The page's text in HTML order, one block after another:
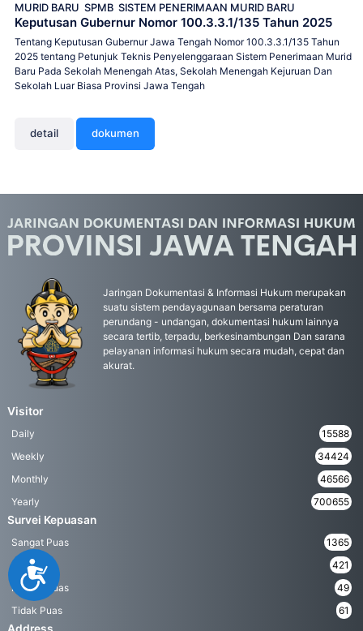
Accessibility
MURID BARU SPMB SISTEM PENERIMAAN MURID BARU
Keputusan Gubernur Nomor 100.3.3.1/135 Tahun 2025
Tentang Keputusan Gubernur Jawa Tengah Nomor 100.3.3.1/135 Tahun
2025 tentang Petunjuk Teknis Penyelenggaraan Sistem Penerimaan Murid
Baru Pada Sekolah Menengah Atas, Sekolah Menengah Kejuruan Dan
Sekolah Luar Biasa Provinsi Jawa Tengah
detail dokumen
Jaringan Dokumentasi & Informasi Hukum merupakan
suatu sistem pendayagunaan bersama peraturan
perundang - undangan, dokumentasi hukum lainnya
secara tertib, terpadu, berkesinambungan Dan sarana
pelayanan informasi hukum secara mudah, cepat dan
akurat.
Visitor
Daily
15588
Weekly
34424
Monthly
46566
Yearly
700655
Survei Kepuasan
Sangat Puas
1365
Puas
421
Kurang Puas
49
Tidak Puas
61